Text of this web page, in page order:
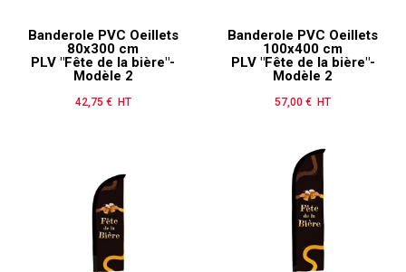
Banderole PVC Oeillets
80x300 cm
PLV "Fête de la bière"-
Modèle 2
Prix
42,75 € HT
Banderole PVC Oeillets
100x400 cm
PLV "Fête de la bière"-
Modèle 2
Prix
57,00 € HT